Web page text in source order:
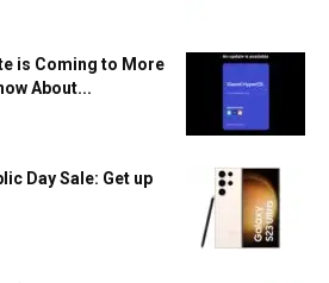
is Coming to More
About...
Day Sale: Get up